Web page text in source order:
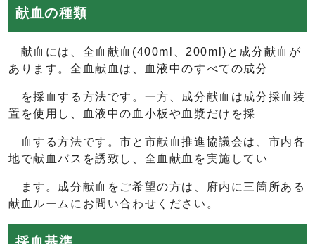
献血の種類
献血には、全血献血(400ml、200ml)と成分献血が
あります。全血献血は、血液中のすべての成分
を採血する方法です。一方、成分献血は成分採血装
置を使用し、血液中の血小板や血漿だけを採
血する方法です。市と市献血推進協議会は、市内各
地で献血バスを誘致し、全血献血を実施してい
ます。成分献血をご希望の方は、府内に三箇所ある
献血ルームにお問い合わせください。